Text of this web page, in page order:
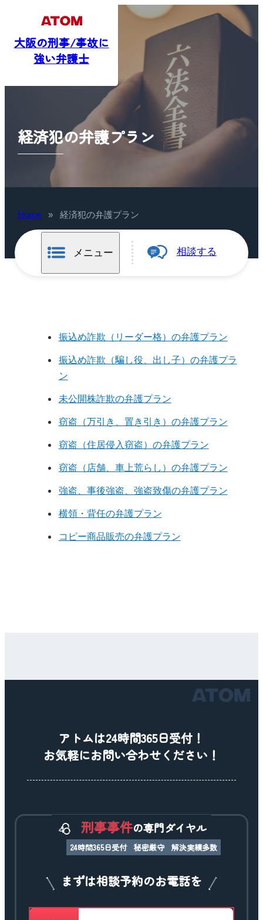
大阪の刑事/事故に
経済犯の弁護プラン
Home » 経済犯の弁護プラン
メニュー 相談する
振込め詐欺（リーダー格）の弁護プラン
振込め詐欺（騙し役、出し子）の弁護プラ
ン
未公開株詐欺の弁護プラン
窃盗（万引き、置き引き）の弁護プラン
窃盗（住居侵入窃盗）の弁護プラン
窃盗（店舗、車上荒らし）の弁護プラン
強盗、事後強盗、強盗致傷の弁護プラン
横領・背任の弁護プラン
コピー商品販売の弁護プラン
アトムは24時間365日受付！
お気軽にお問い合わせください！
刑事事件の専門ダイヤル
24時間365日受付 秘密厳守 解決実績多数
まずは相談予約のお電話を